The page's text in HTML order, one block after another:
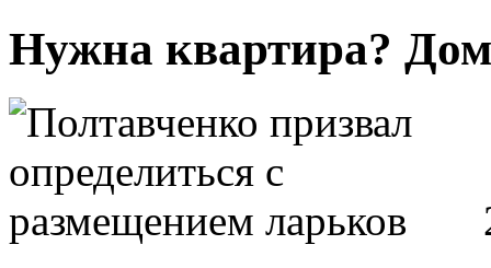
Нужна квартира?